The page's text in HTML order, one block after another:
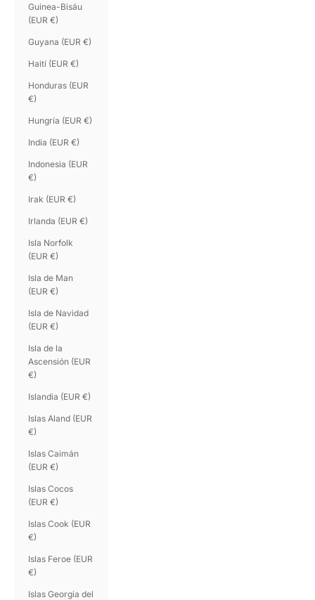
Guinea-Bisáu
(EUR €)
Guyana (EUR €)
Haití (EUR €)
Honduras (EUR
€)
Hungría (EUR €)
India (EUR €)
Indonesia (EUR
€)
Irak (EUR €)
Irlanda (EUR €)
Isla Norfolk
(EUR €)
Isla de Man
(EUR €)
Isla de Navidad
(EUR €)
Isla de la
Ascensión (EUR
€)
Islandia (EUR €)
Islas Aland (EUR
€)
Islas Caimán
(EUR €)
Islas Cocos
(EUR €)
Islas Cook (EUR
€)
Islas Feroe (EUR
€)
Islas Georgia del